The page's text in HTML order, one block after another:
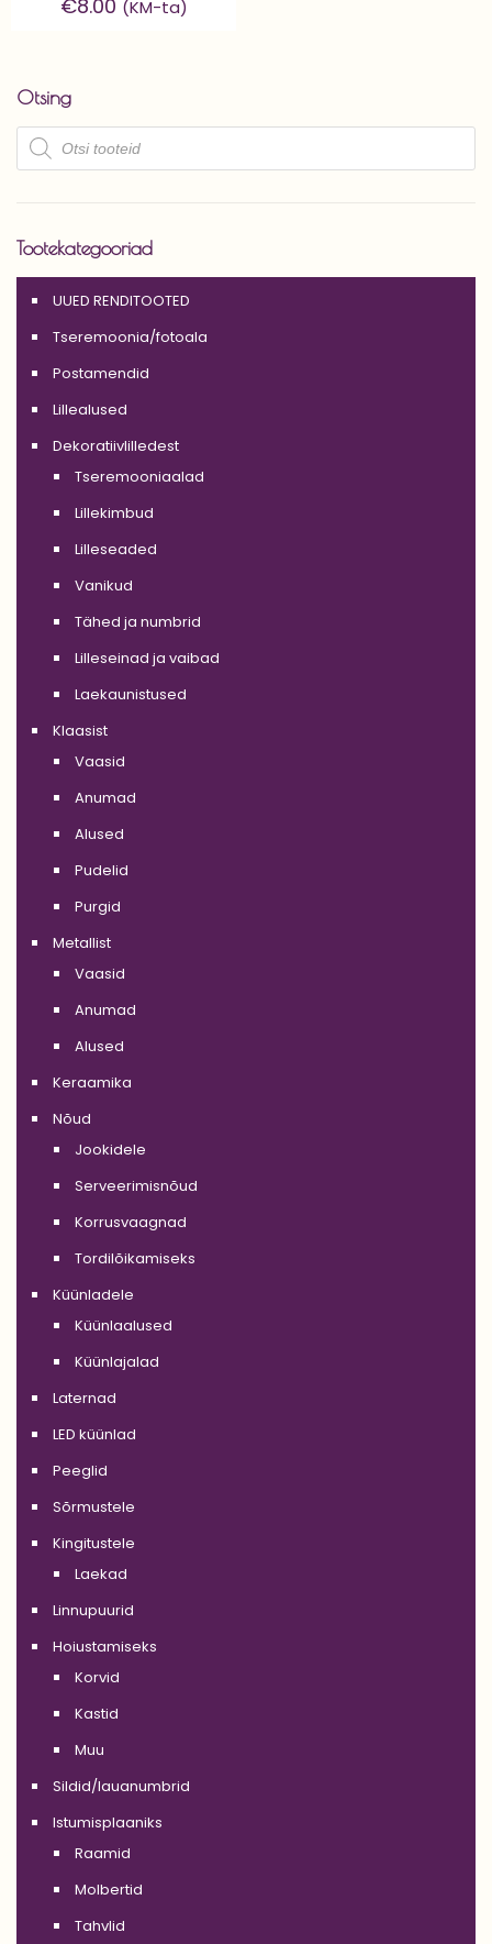
€8.00 (KM-ta)
Otsing
Products
search
Tootekategooriad
UUED RENDITOOTED
Tseremoonia/fotoala
Postamendid
Lillealused
Dekoratiivlilledest
Tseremooniaalad
Lillekimbud
Lilleseaded
Vanikud
Tähed ja numbrid
Lilleseinad ja vaibad
Laekaunistused
Klaasist
Vaasid
Anumad
Alused
Pudelid
Purgid
Metallist
Vaasid
Anumad
Alused
Keraamika
Nõud
Jookidele
Serveerimisnõud
Korrusvaagnad
Tordilõikamiseks
Küünladele
Küünlaalused
Küünlajalad
Laternad
LED küünlad
Peeglid
Sõrmustele
Kingitustele
Laekad
Linnupuurid
Hoiustamiseks
Korvid
Kastid
Muu
Sildid/lauanumbrid
Istumisplaaniks
Raamid
Molbertid
Tahvlid